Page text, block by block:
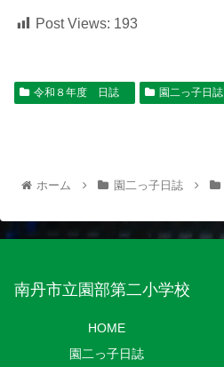
Post Views: 193
令和８年度 日誌 園二っ子日誌
ホーム 園二っ子日誌
南丹市立園部第二小学校
HOME
園二っ子日誌